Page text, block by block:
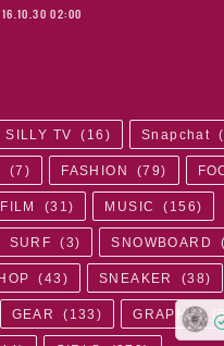
02:00
SILLY TV ( 16 ) Snapchat (
(7 ) FASHION (79)
FILM (31) MUSIC ( 156)
SURF (3) SNOWBOARD
(43 ) SNEAKER (38)
GEAR ( 133 ) GRAPHIC (